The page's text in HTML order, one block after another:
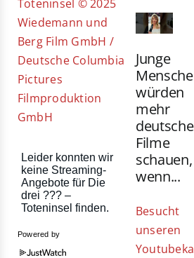
Toteninsel © 2025
Wiedemann und
Berg Film GmbH /
Deutsche Columbia
Pictures
Filmproduktion
GmbH
Powered by
Junge
würden
mehr
deutsche
Filme
schauen,
wenn...
Besucht
unseren